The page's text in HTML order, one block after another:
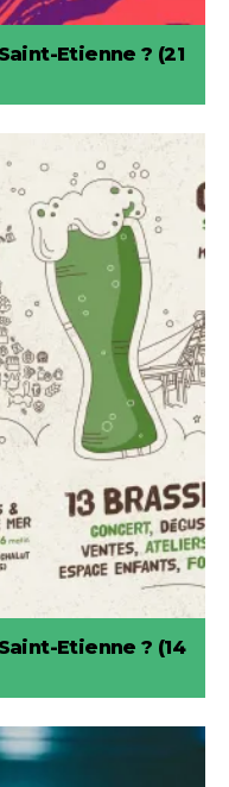
Etienne ? (21
Etienne ? (14